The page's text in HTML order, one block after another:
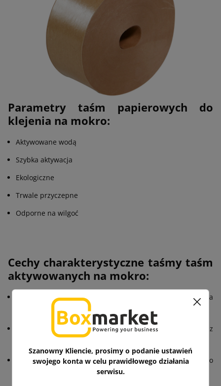
Parametry taśm papierowych do
klejenia na mokro:
Aktywowane wodą
Szybka aktywacja
Ekologiczne
Trwale przyczepne
Odporne na wilgoć
Cechy charakterystyczne taśmy taśm
aktywowanych na mokro:
Łatwość użycia:Prosta w obsłudze, nie wymaga
specjalnych umiejętności.
Aktywacja wodą:
Taśma staje się klejąca po kontakcie z
Szybkość i efektywność:Aktywuje się błyskawicznie, co
przyspiesza proces pakowania i zwiększa produktywność.
Szanowny Kliencie, prosimy o podanie ustawień
swojego konta w celu prawidłowego działania
serwisu.